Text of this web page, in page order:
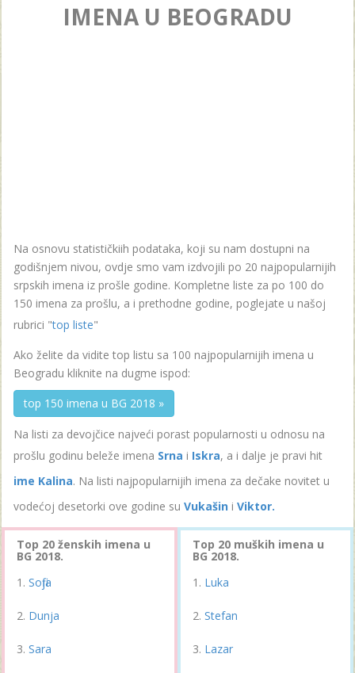
IMENA U BEOGRADU
Na osnovu statističkiih podataka, koji su nam dostupni na
godišnjem nivou, ovdje smo vam izdvojili po 20 najpopularnijih
srpskih imena iz prošle godine. Kompletne liste za po 100 do
150 imena za prošlu, a i prethodne godine, poglejate u našoj
rubrici "top liste"
Ako želite da vidite top listu sa 100 najpopularnijih imena u
Beogradu kliknite na dugme ispod:
top 150 imena u BG 2018 »
Na listi za devojčice najveći porast popularnosti u odnosu na
prošlu godinu beleže imena Srna i Iskra, a i dalje je pravi hit
ime Kalina. Na listi najpopularnijih imena za dečake novitet u
vodećoj desetorki ove godine su Vukašin i Viktor.
Top 20 ženskih imena u
BG 2018.
Sofija
Dunja
Sara
Top 20 muških imena u
BG 2018.
Luka
Stefan
Lazar